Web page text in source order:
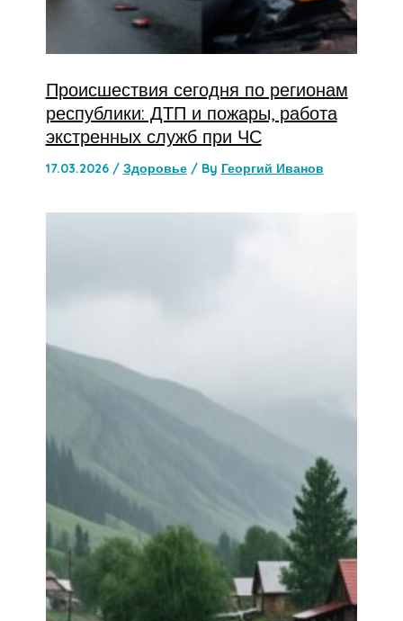
Происшествия сегодня по регионам
республики: ДТП и пожары, работа
экстренных служб при ЧС
17.03.2026 / Здоровье/ By Георгий Иванов